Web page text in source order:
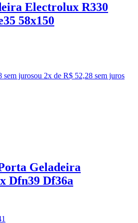
Electrolux R330
58x150
sem jurosou 2x de R$ 52,28 sem juros
Geladeira
Dfn39 Df36a